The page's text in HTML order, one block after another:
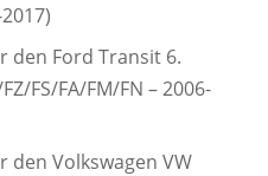
den Ford Transit 6.
FS/FA/FM/FN – 2006-
den Volkswagen VW